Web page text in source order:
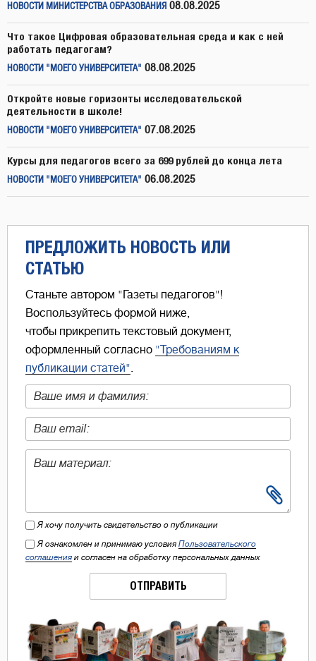
НОВОСТИ МИНИСТЕРСТВА ОБРАЗОВАНИЯ 08.08.2025
Что такое Цифровая образовательная среда и как с ней
работать педагогам?
НОВОСТИ "МОЕГО УНИВЕРСИТЕТА" 08.08.2025
Откройте новые горизонты исследовательской
деятельности в школе!
НОВОСТИ "МОЕГО УНИВЕРСИТЕТА" 07.08.2025
Курсы для педагогов всего за 699 рублей до конца лета
НОВОСТИ "МОЕГО УНИВЕРСИТЕТА" 06.08.2025
ПРЕДЛОЖИТЬ НОВОСТЬ ИЛИ
СТАТЬЮ
Станьте автором "Газеты педагогов"!
Воспользуйтесь формой ниже,
чтобы прикрепить текстовый документ,
оформленный согласно "Требованиям к
публикации статей".
Я хочу получить свидетельство о публикации
Я ознакомлен и принимаю условия Пользовательского
соглашения и согласен на обработку персональных данных
ОТПРАВИТЬ